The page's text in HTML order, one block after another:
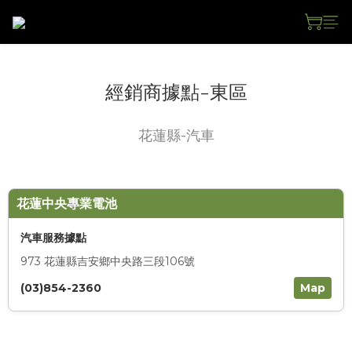
經銷商據點-東區
花蓮縣-汽車
花蓮中央專業電池
汽車服務據點
973 花蓮縣吉安鄉中央路三段106號
(03)854-2360
Map